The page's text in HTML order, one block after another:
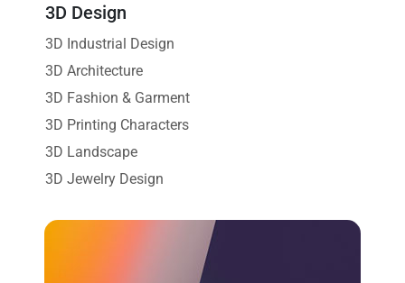
3D Design
3D Industrial Design
3D Architecture
3D Fashion & Garment
3D Printing Characters
3D Landscape
3D Jewelry Design